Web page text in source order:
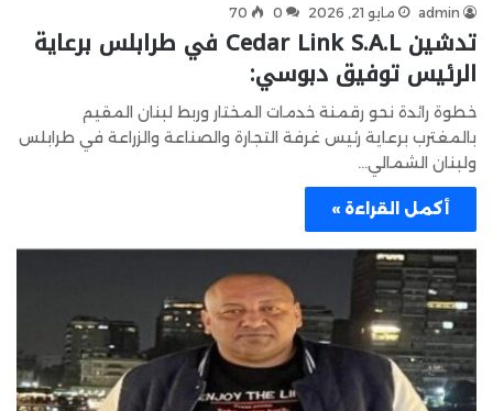
admin مايو 21, 2026 0
70
تدشين Cedar Link S.A.L في طرابلس برعاية
الرئيس توفيق دبوسي:
خطوة رائدة نحو رقمنة خدمات المختار وربط لبنان المقيم
بالمغترب برعاية رئيس غرفة التجارة والصناعة والزراعة في طرابلس
ولبنان الشمالي…
أكمل القراءة »